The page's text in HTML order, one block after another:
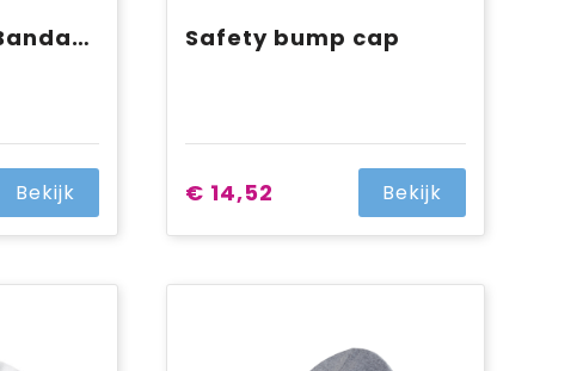
Jobman 9693 Bandana
Bekijk
Safety bump cap
€ 14,52 Bekijk